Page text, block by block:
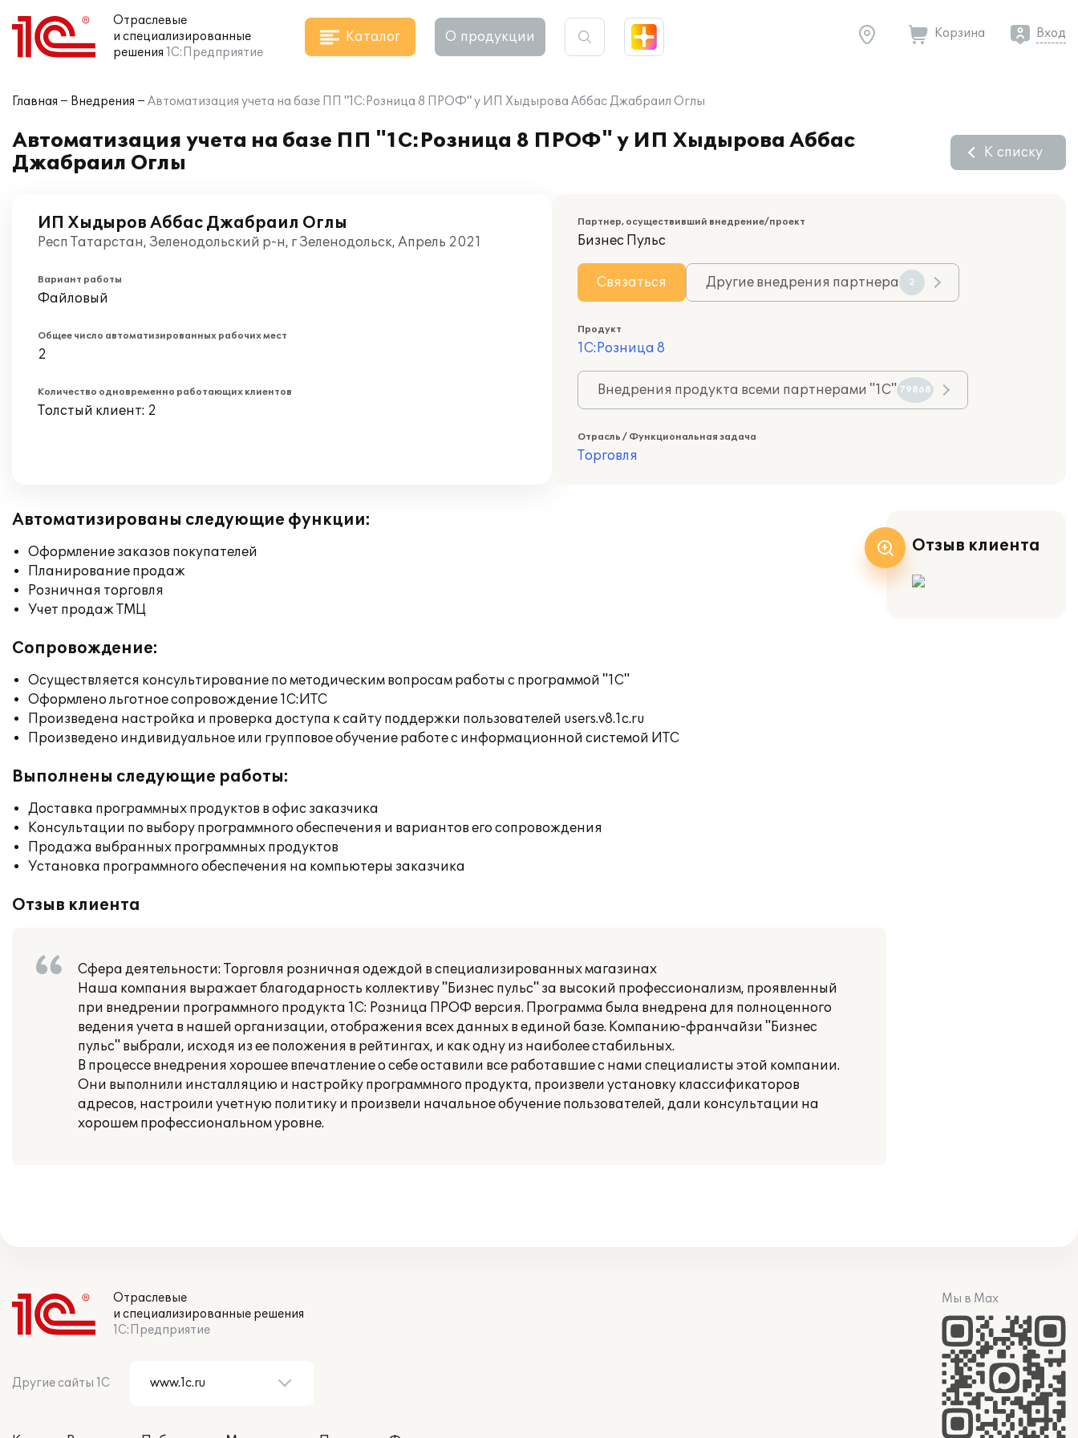
Отраслевые
и специализированные
решения 1С:Предприятие
Каталог О продукции Корзина Вход
Главная Внедрения Автоматизация учета на базе ПП "1С:Розница 8 ПРОФ" у ИП Хыдырова Аббас Джабраил Оглы
Автоматизация учета на базе ПП "1С:Розница 8 ПРОФ" у ИП Хыдырова Аббас
Джабраил Оглы
К списку
ИП Хыдыров Аббас Джабраил Оглы
Респ Татарстан, Зеленодольский р-н, г Зеленодольск, Апрель 2021
Вариант работы
Файловый
Общее число автоматизированных рабочих мест
2
Количество одновременно работающих клиентов
Толстый клиент: 2
Партнер, осуществивший внедрение/проект
Бизнес Пульс
Связаться Другие внедрения партнера 2
Продукт
1С:Розница 8
Внедрения продукта всеми партнерами "1С" 79868
Отрасль / Функциональная задача
Торговля
Автоматизированы следующие функции:
Оформление заказов покупателей
Планирование продаж
Розничная торговля
Учет продаж ТМЦ
Сопровождение:
Осуществляется консультирование по методическим вопросам работы с программой "1С"
Оформлено льготное сопровождение 1С:ИТС
Произведена настройка и проверка доступа к сайту поддержки пользователей users.v8.1c.ru
Произведено индивидуальное или групповое обучение работе с информационной системой ИТС
Выполнены следующие работы:
Доставка программных продуктов в офис заказчика
Консультации по выбору программного обеспечения и вариантов его сопровождения
Продажа выбранных программных продуктов
Установка программного обеспечения на компьютеры заказчика
Отзыв клиента
Сфера деятельности: Торговля розничная одеждой в специализированных магазинах
Наша компания выражает благодарность коллективу "Бизнес пульс" за высокий профессионализм, проявленный
при внедрении программного продукта 1С: Розница ПРОФ версия. Программа была внедрена для полноценного
ведения учета в нашей организации, отображения всех данных в единой базе. Компанию-франчайзи "Бизнес
пульс" выбрали, исходя из ее положения в рейтингах, и как одну из наиболее стабильных.
В процессе внедрения хорошее впечатление о себе оставили все работавшие с нами специалисты этой компании.
Они выполнили инсталляцию и настройку программного продукта, произвели установку классификаторов
адресов, настроили учетную политику и произвели начальное обучение пользователей, дали консультации на
хорошем профессиональном уровне.
Отзыв клиента
Отраслевые
и специализированные решения
1С:Предприятие
Другие сайты 1С
Мы в Max